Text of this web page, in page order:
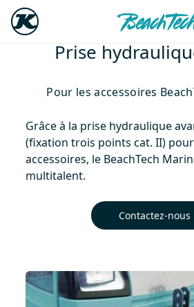
Prise
Pour les accessoires
Grâce à la prise hydraulique
(fixation trois points cat. II)
accessoires, le BeachTech
multitalent.
Contactez-nous